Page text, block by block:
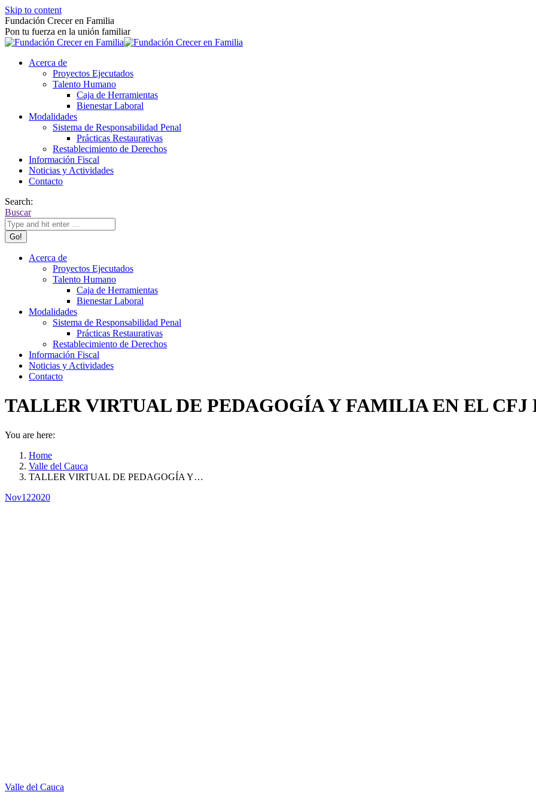
Skip to content
Fundación Crecer en Familia
Pon tu fuerza en la unión familiar
Acerca de
Proyectos Ejecutados
Talento Humano
Caja de Herramientas
Bienestar Laboral
Modalidades
Sistema de Responsabilidad Penal
Prácticas Restaurativas
Restablecimiento de Derechos
Información Fiscal
Noticias y Actividades
Contacto
Search:
Buscar
Acerca de
Proyectos Ejecutados
Talento Humano
Caja de Herramientas
Bienestar Laboral
Modalidades
Sistema de Responsabilidad Penal
Prácticas Restaurativas
Restablecimiento de Derechos
Información Fiscal
Noticias y Actividades
Contacto
TALLER VIRTUAL DE PEDAGOGÍA Y FAMILIA EN EL CFJ
You are here:
Home
Valle del Cauca
TALLER VIRTUAL DE PEDAGOGÍA Y…
Nov122020
Valle del Cauca